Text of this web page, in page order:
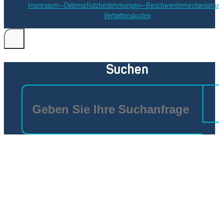
Impressum Datenschutzbestimmungen
Verhaltenskodex
Suchen